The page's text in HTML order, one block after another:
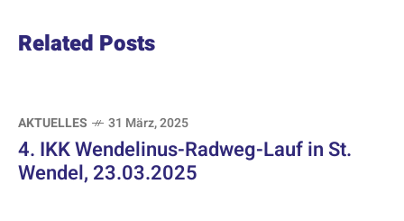
Related Posts
AKTUELLES 31 März, 2025
4. IKK Wendelinus-Radweg-Lauf in St.
Wendel, 23.03.2025